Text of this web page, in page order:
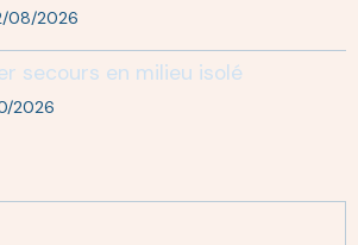
08/2026
secours en milieu isolé
2026